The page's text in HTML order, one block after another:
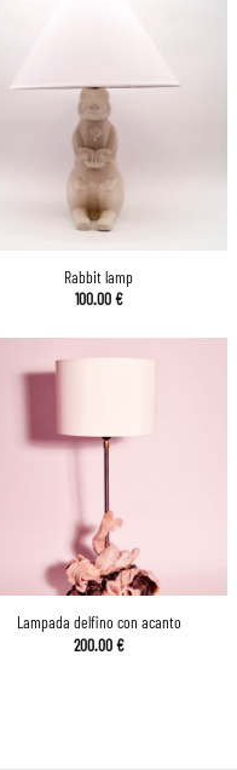
Rabbit lamp
100.00€
Lampada delfino con acanto
200.00€